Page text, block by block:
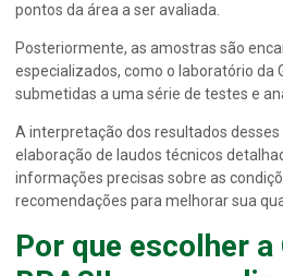
pontos da área a ser avaliada.
Posteriormente, as amostras são
especializados, como o laboratório da
submetidas a uma série de testes e
A interpretação dos resultados
elaboração de laudos técnicos
informações precisas sobre as
recomendações para melhorar sua
Por que escolher a